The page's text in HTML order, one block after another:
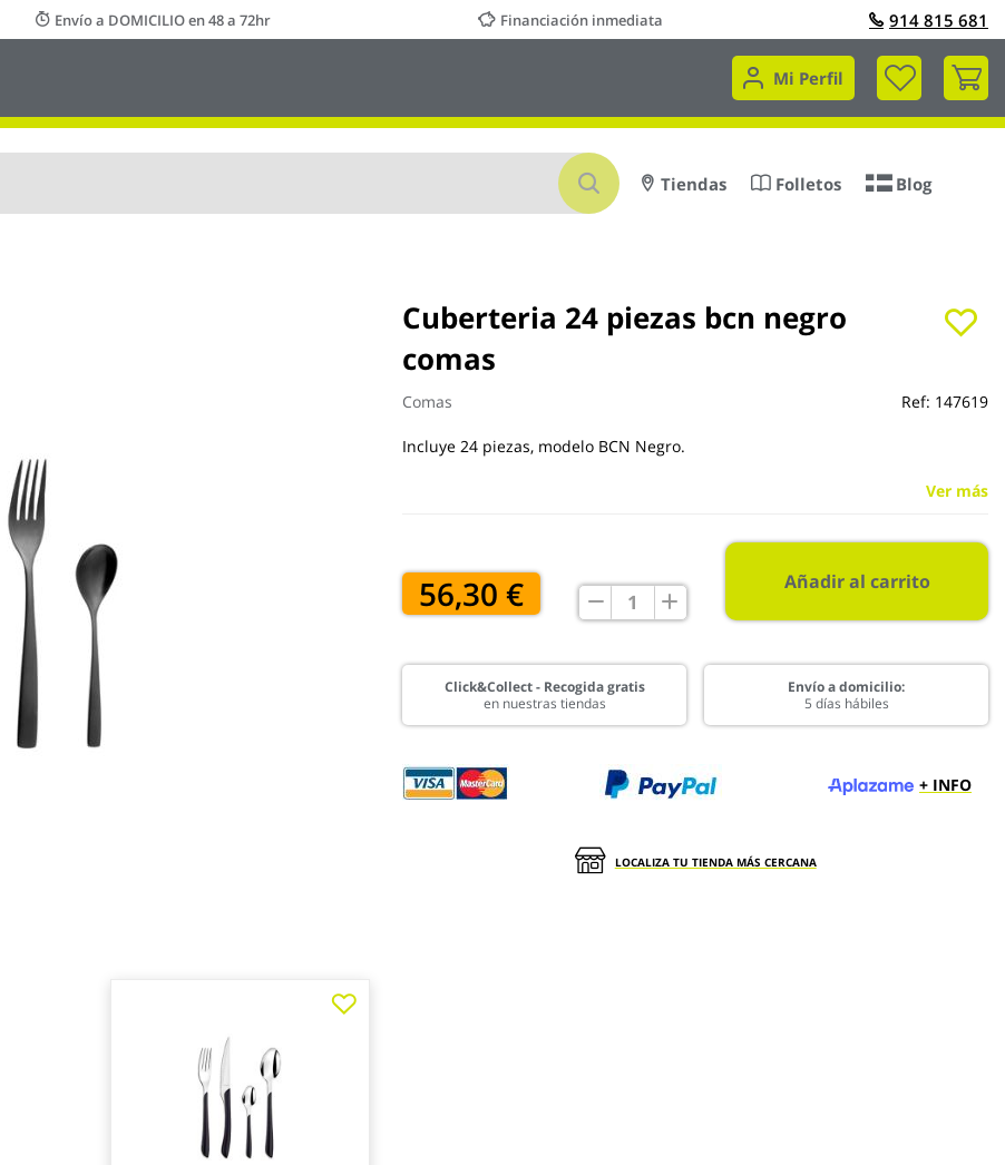
Envío a DOMICILIO en 48 a 72hr Financiación inmediata 914 815 681
Mi Perfil
Mi
Buscar
Tiendas Folletos Blog
Cuberteria 24 piezas bcn negro
comas
Comas Ref: 147619
Incluye 24 piezas, modelo BCN Negro.
Ver más
56,30 € Añadir al carrito
Click&Collect - Recogida gratis
en nuestras tiendas
Envío a domicilio:
5 días hábiles
+ INFO
LOCALIZA TU TIENDA MÁS CERCANA